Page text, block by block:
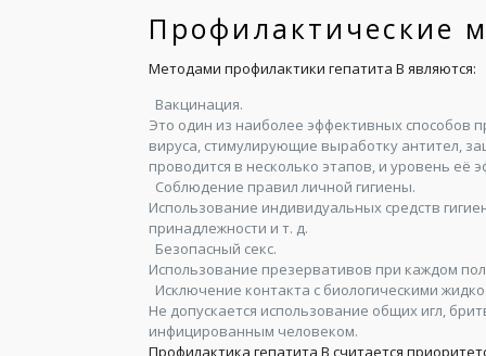
Профилактические
Методами профилактики гепатита В являются:
Вакцинация.
Это один из наиболее эффективных способов
вируса, стимулирующие выработку антител,
проводится в несколько этапов, и уровень её
Соблюдение правил личной гигиены.
Использование индивидуальных средств
принадлежности и т. д.
Безопасный секс.
Использование презервативов при каждом
Исключение контакта с биологическими
Не допускается использование общих игл,
инфицированным человеком.
Профилактика гепатита В считается